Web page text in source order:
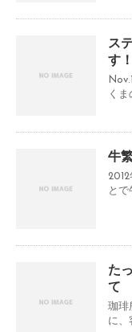
ス
す
く
牛
とで
た
て
珈琲
に、